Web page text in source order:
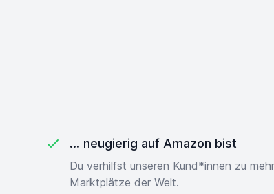
... neugierig auf Amazon bist
Du verhilfst unseren Kund*innen zu
Marktplätze der Welt.